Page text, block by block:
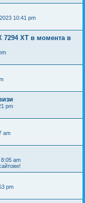
10:41 pm
7294 ХТ в момента в
pm
am
am
pm